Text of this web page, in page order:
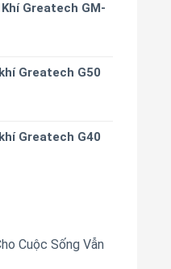
Greatech GM-
Greatech G50
Greatech G40
Cuộc Sống Vẫn